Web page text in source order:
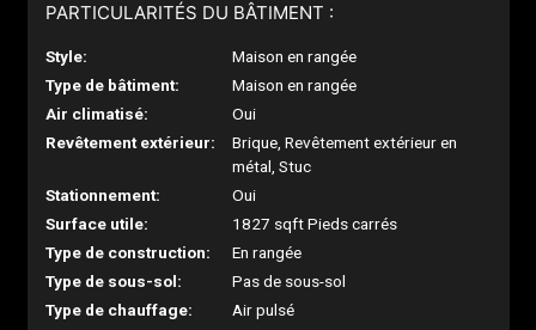
PARTICULARITÉS DU BÂTIMENT :
Style:
Maison en rangée
Type de bâtiment:
Maison en rangée
Air climatisé:
Oui
Revêtement extérieur:
Brique, Revêtement extérieur en
métal, Stuc
Stationnement:
Oui
Surface utile:
1827 sqft Pieds carrés
Type de construction:
En rangée
Type de sous-sol:
Pas de sous-sol
Type de chauffage:
Air pulsé